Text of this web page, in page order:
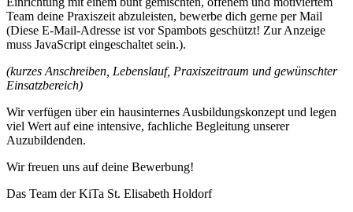
Team deine Praxiszeit abzuleisten, bewerbe dich gerne per Mail
(Diese E-Mail-Adresse ist vor Spambots geschützt! Zur Anzeige
muss JavaScript eingeschaltet sein.).
(kurzes Anschreiben, Lebenslauf, Praxiszeitraum und gewünschter
Einsatzbereich)
Wir verfügen über ein hausinternes Ausbildungskonzept und legen
viel Wert auf eine intensive, fachliche Begleitung unserer
Auzubildenden.
Wir freuen uns auf deine Bewerbung!
Das Team der KiTa St. Elisabeth Holdorf